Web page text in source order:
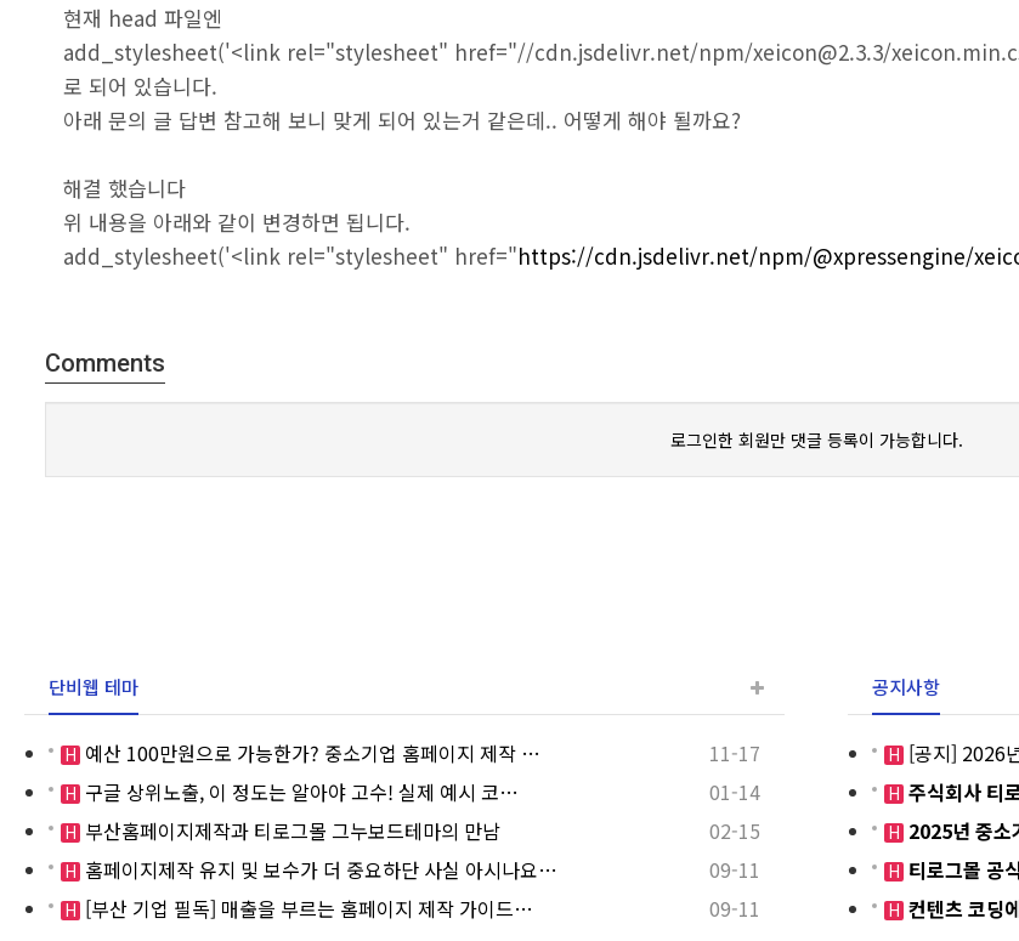
현재 head 파일엔
add_stylesheet('<link rel="stylesheet" href="//cdn.jsdelivr.net/npm/xeicon@2.3.3/
로 되어 있습니다.
아래 문의 글 답변 참고해 보니 맞게 되어 있는거 같은데.. 어떻게 해야 될까요?
해결 했습니다
위 내용을 아래와 같이 변경하면 됩니다.
add_stylesheet('<link rel="stylesheet" href="https://cdn.jsdelivr.net/npm/@xpressengine/
Comments
로그인한 회원만 댓글 등록이 가능합니다.
단비웹 테마
H 예산 100만원으로 가능한가? 중소기업 홈페이지 제작 … 11-17
H 구글 상위노출, 이 정도는 알아야 고수! 실제 예시 코… 01-14
H 부산홈페이지제작과 티로그몰 그누보드테마의 만남 02-15
H 홈페이지제작 유지 및 보수가 더 중요하단 사실 아시나요… 09-11
H [부산 기업 필독] 매출을 부르는 홈페이지 제작 가이드… 09-11
공지사항
H [공지] 2026
H 주식회사 티
H 2025년 중소
H 티로그몰 공
H 컨텐츠 코딩